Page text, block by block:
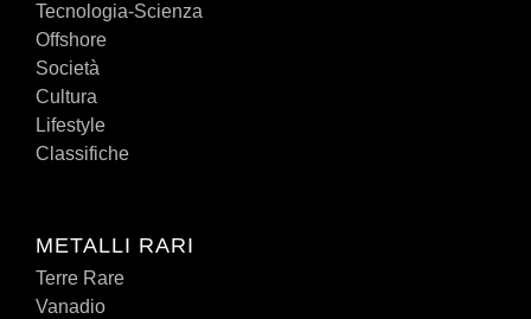
Tecnologia-Scienza
Offshore
Società
Cultura
Lifestyle
Classifiche
METALLI RARI
Terre Rare
Vanadio